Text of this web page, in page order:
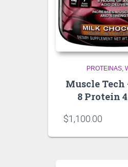
PROTEINAS
Muscle Tech
8 Protein
$1,100.00